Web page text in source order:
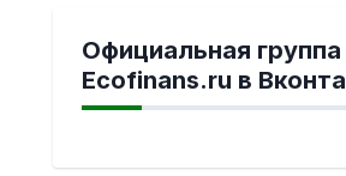
Официальная группа
Ecofinans.ru в